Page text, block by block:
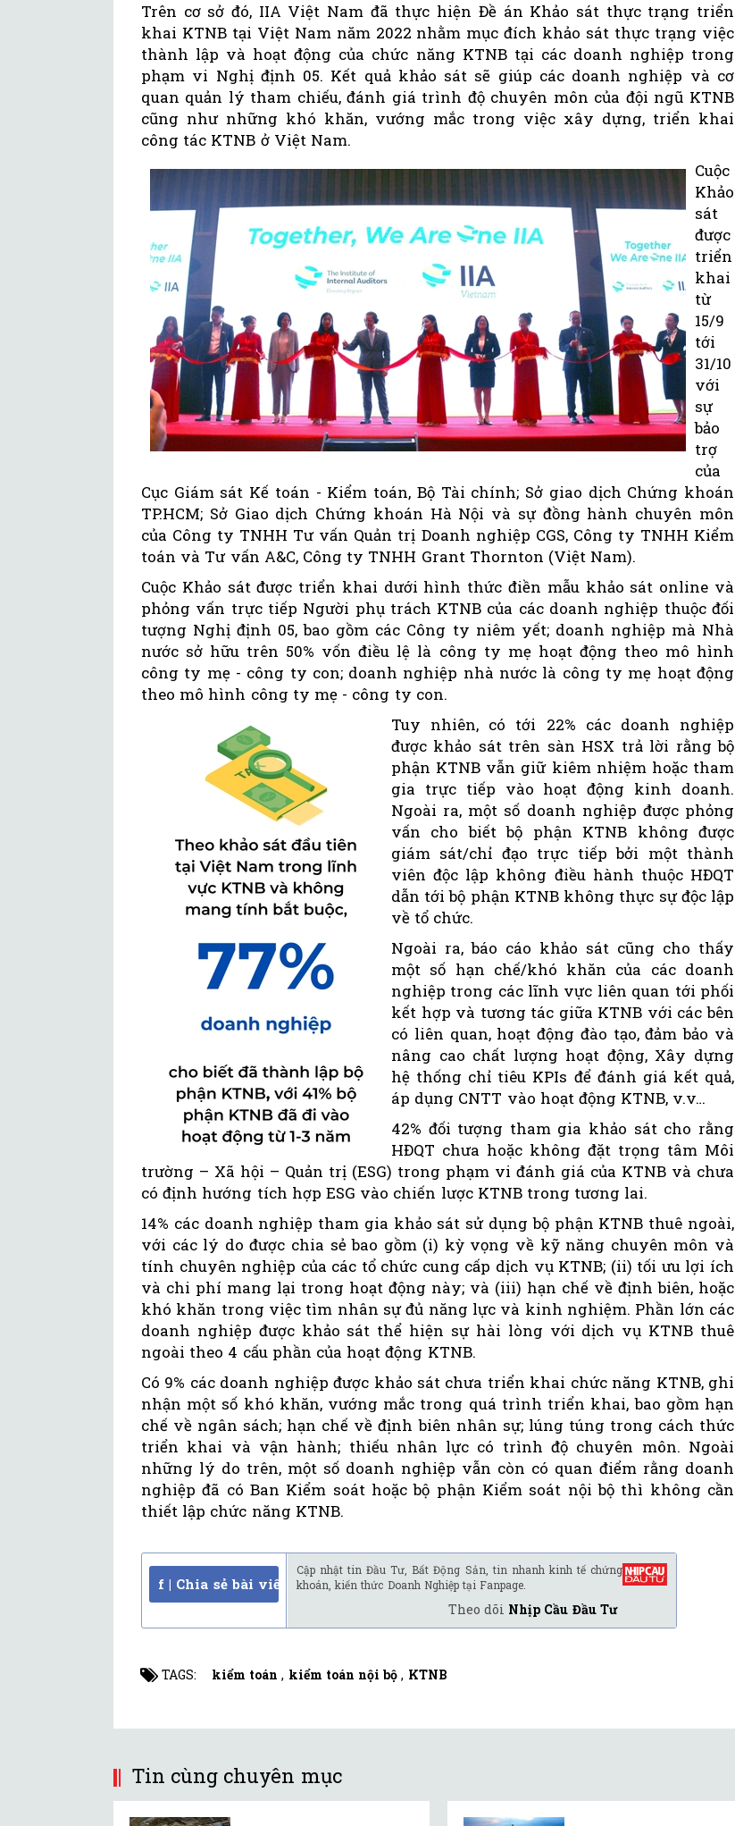
Trên cơ sở đó, IIA Việt Nam đã thực hiện Đề án Khảo sát thực trạng triển
khai KTNB tại Việt Nam năm 2022 nhằm mục đích khảo sát thực trạng việc
thành lập và hoạt động của chức năng KTNB tại các doanh nghiệp trong
phạm vi Nghị định 05. Kết quả khảo sát sẽ giúp các doanh nghiệp và cơ
quan quản lý tham chiếu, đánh giá trình độ chuyên môn của đội ngũ KTNB
cũng như những khó khăn, vướng mắc trong việc xây dựng, triển khai
công tác KTNB ở Việt Nam.
Cuộc
Khảo
sát
được
triển
khai
từ
15/9
tới
31/10
với
sự
bảo
trợ
của
Cục Giám sát Kế toán - Kiểm toán, Bộ Tài chính; Sở giao dịch Chứng khoán
TP.HCM; Sở Giao dịch Chứng khoán Hà Nội và sự đồng hành chuyên môn
của Công ty TNHH Tư vấn Quản trị Doanh nghiệp CGS, Công ty TNHH Kiểm
toán và Tư vấn A&C, Công ty TNHH Grant Thornton (Việt Nam).
Cuộc Khảo sát được triển khai dưới hình thức điền mẫu khảo sát online và
phỏng vấn trực tiếp Người phụ trách KTNB của các doanh nghiệp thuộc đối
tượng Nghị định 05, bao gồm các Công ty niêm yết; doanh nghiệp mà Nhà
nước sở hữu trên 50% vốn điều lệ là công ty mẹ hoạt động theo mô hình
công ty mẹ - công ty con; doanh nghiệp nhà nước là công ty mẹ hoạt động
theo mô hình công ty mẹ - công ty con.
Tuy nhiên, có tới 22% các doanh nghiệp
được khảo sát trên sàn HSX trả lời rằng bộ
phận KTNB vẫn giữ kiêm nhiệm hoặc tham
gia trực tiếp vào hoạt động kinh doanh.
Ngoài ra, một số doanh nghiệp được phỏng
vấn cho biết bộ phận KTNB không được
giám sát/chỉ đạo trực tiếp bởi một thành
viên độc lập không điều hành thuộc HĐQT
dẫn tới bộ phận KTNB không thực sự độc lập
về tổ chức.
Ngoài ra, báo cáo khảo sát cũng cho thấy
một số hạn chế/khó khăn của các doanh
nghiệp trong các lĩnh vực liên quan tới phối
kết hợp và tương tác giữa KTNB với các bên
có liên quan, hoạt động đào tạo, đảm bảo và
nâng cao chất lượng hoạt động, Xây dựng
hệ thống chỉ tiêu KPIs để đánh giá kết quả,
áp dụng CNTT vào hoạt động KTNB, v.v…
42% đối tượng tham gia khảo sát cho rằng
HĐQT chưa hoặc không đặt trọng tâm Môi
trường – Xã hội – Quản trị (ESG) trong phạm vi đánh giá của KTNB và chưa
có định hướng tích hợp ESG vào chiến lược KTNB trong tương lai.
14% các doanh nghiệp tham gia khảo sát sử dụng bộ phận KTNB thuê ngoài,
với các lý do được chia sẻ bao gồm (i) kỳ vọng về kỹ năng chuyên môn và
tính chuyên nghiệp của các tổ chức cung cấp dịch vụ KTNB; (ii) tối ưu lợi ích
và chi phí mang lại trong hoạt động này; và (iii) hạn chế về định biên, hoặc
khó khăn trong việc tìm nhân sự đủ năng lực và kinh nghiệm. Phần lớn các
doanh nghiệp được khảo sát thể hiện sự hài lòng với dịch vụ KTNB thuê
ngoài theo 4 cấu phần của hoạt động KTNB.
Có 9% các doanh nghiệp được khảo sát chưa triển khai chức năng KTNB, ghi
nhận một số khó khăn, vướng mắc trong quá trình triển khai, bao gồm hạn
chế về ngân sách; hạn chế về định biên nhân sự; lúng túng trong cách thức
triển khai và vận hành; thiếu nhân lực có trình độ chuyên môn. Ngoài
những lý do trên, một số doanh nghiệp vẫn còn có quan điểm rằng doanh
nghiệp đã có Ban Kiểm soát hoặc bộ phận Kiểm soát nội bộ thì không cần
thiết lập chức năng KTNB.
f | Chia sẻ bài viết
Cập nhật tin Đầu Tư, Bất Động Sản, tin nhanh kinh tế chứng
khoán, kiến thức Doanh Nghiệp tại Fanpage.
Theo dõi Nhịp Cầu Đầu Tư
TAGS: kiểm toán , kiểm toán nội bộ , KTNB
Tin cùng chuyên mục